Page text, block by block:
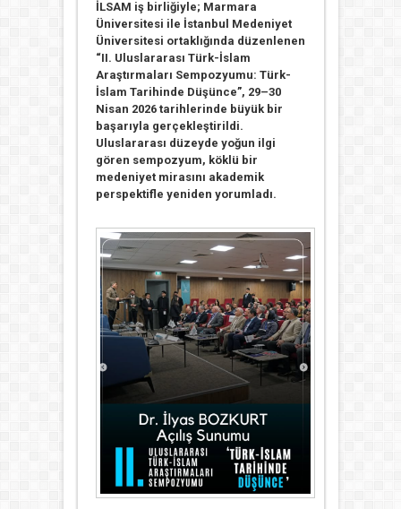
İLSAM iş birliğiyle; Marmara
Üniversitesi ile İstanbul Medeniyet
Üniversitesi ortaklığında düzenlenen
“II. Uluslararası Türk-İslam
Araştırmaları Sempozyumu: Türk-
İslam Tarihinde Düşünce”, 29–30
Nisan 2026 tarihlerinde büyük bir
başarıyla gerçekleştirildi.
Uluslararası düzeyde yoğun ilgi
gören sempozyum, köklü bir
medeniyet mirasını akademik
perspektifle yeniden yorumladı.